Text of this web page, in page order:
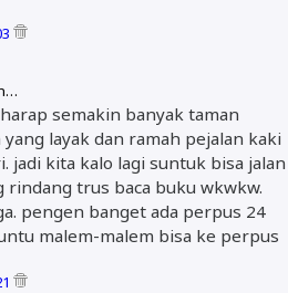
semakin banyak taman
layak dan ramah pejalan kaki
jadi kita kalo lagi suntuk bisa jalan
rindang trus baca buku wkwkw.
pengen banget ada perpus 24
malem-malem bisa ke perpus